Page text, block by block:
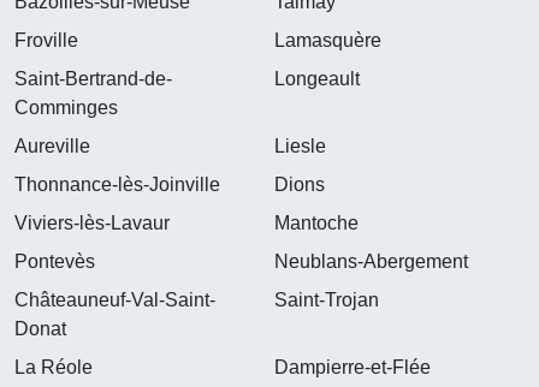
Froville
Lamasquère
Saint-Bertrand-de-
Comminges
Longeault
Aureville
Liesle
Thonnance-lès-Joinville
Dions
Viviers-lès-Lavaur
Mantoche
Pontevès
Neublans-Abergement
Châteauneuf-Val-Saint-
Donat
Saint-Trojan
La Réole Dampierre-et-Flée